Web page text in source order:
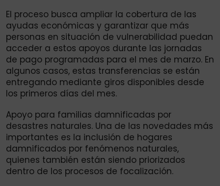
El proceso busca ampliar la cobertura de las
ayudas económicas y garantizar que más
personas en situación de vulnerabilidad puedan
acceder a estos apoyos durante las jornadas
de pago programadas para el mes de marzo. En
algunos casos, estas transferencias se están
entregando mediante giros disponibles desde
los primeros días del mes.
Apoyo para familias damnificadas por
desastres naturales. Una de las novedades más
importantes es la inclusión de hogares
damnificados por fenómenos naturales,
quienes también están siendo priorizados
dentro de los procesos de focalización.